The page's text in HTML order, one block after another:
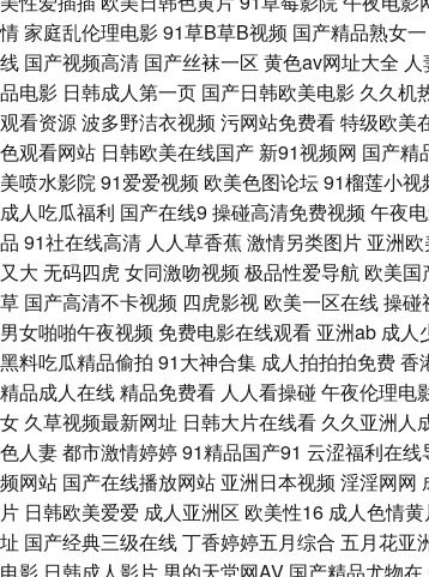
线播放97 av人妖系列网 综合另类视频图 亚洲成人欧
本AV中文字幕 人人草人人妻91 免费观看ab 久久99
机深夜影院 人人操操人人爽爽 青青草福利 男人影院
日本高清网 免费色网 久久情爱网 免费成人毛片 久
导航 在线看污网站视频 性福利导航 无码色网 日比打
碰国产肏屄 肏屄久久 超碰人妻av 超碰9在线 www97
人老司机大香蕉 黄色视屏观看一区 人人操AV人人操
网 男人天堂天天操 微拍国产 天天射射 色色瑟瑟瑟
JK 欧美人妻自慰 欧美轮理 男人午夜剧场 欧美变态综
情家庭乱伦理电影91草B草B视频 国产精品熟女一
线 国产视频高清 国产丝袜一区 黄色av网址大全
品电影 日韩成人第一页 国产日韩欧美电影 久久机
观看资源波多野洁衣视频 污网站免费看特级欧美
色观看网站 日韩欧美在线国产 新91视频网 国产精
美喷水影院91爱爱视频 欧美色图论坛91榴莲小视
成人吃瓜福利 国产在线9 操碰高清免费视频 午夜
品 91社在线高清 人人草香蕉激情另类图片 亚洲
又大 无码四虎 女同激吻视频 极品性爱导航 欧美国
草 国产高清不卡视频 四虎影视 欧美一区在线操碰
男女啪啪午夜视频 免费电影在线观看 亚洲ab 成人
黑料吃瓜精品偷拍 91大神合集 成人拍拍拍免费香
精品成人在线精品免费看 人人看操碰午夜伦理电
女 久草视频最新网址 日韩大片在线看 久久亚洲人
色人妻都市激情婷婷91精品国产91 云涩福利在线
频网站 国产在线播放网站 亚洲日本视频 淫淫网网
片 日韩欧美爱爱 成人亚洲区 欧美性16 成人色情
址 国产经典三级在线丁香婷婷五月综合 五月花亚